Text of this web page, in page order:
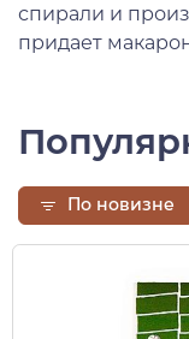
спирали и
придает
По новизне